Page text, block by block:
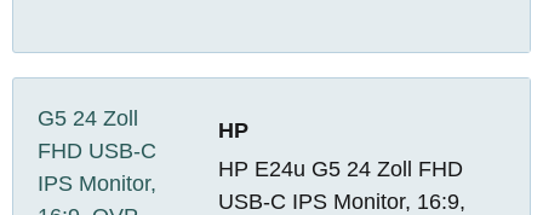
HP
HP E24u G5 24 Zoll FHD
USB-C IPS Monitor, 16:9,